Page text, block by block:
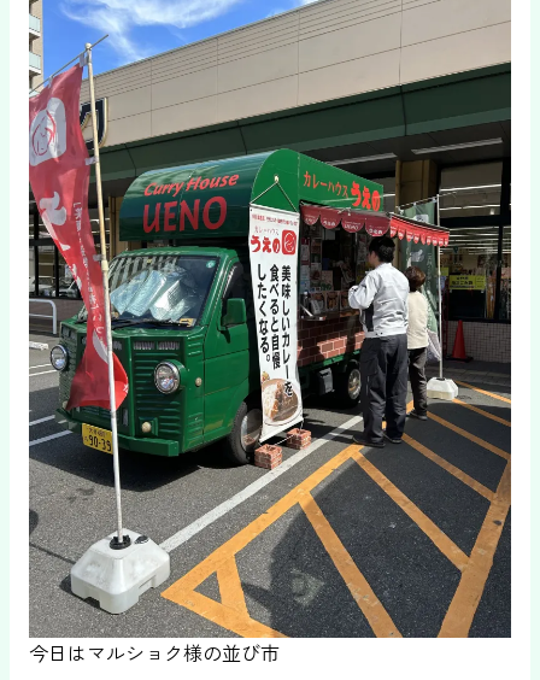
今日はマルショク様の並び市